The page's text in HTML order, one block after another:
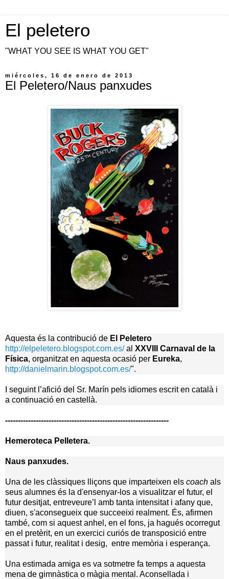
El peletero
"WHAT YOU SEE IS WHAT YOU GET"
miércoles, 16 de enero de 2013
El Peletero/Naus panxudes
Aquesta és la contribució de El Peletero
http://elpeletero.blogspot.com.es/ al XXVIII Carnaval de la
Física, organitzat en aquesta ocasió per Eureka,
http://danielmarin.blogspot.com.es/".
I seguint l’afició del Sr. Marín pels idiomes escrit en català i
a continuació en castellà.
----------------------------------------------------------------
Hemeroteca Pelletera.
Naus panxudes.
Una de les clàssiques lliçons que imparteixen els coach als
seus alumnes és la d'ensenyar-los a visualitzar el futur, el
futur desitjat, entreveure’l amb tanta intensitat i afany que,
diuen, s'aconsegueix que succeeixi realment. És, afirmen
també, com si aquest anhel, en el fons, ja hagués ocorregut
en el pretèrit, en un exercici curiós de transposició entre
passat i futur, realitat i desig, entre memòria i esperança.
Una estimada amiga es va sotmetre fa temps a aquesta
mena de gimnàstica o màgia mental. Aconsellada i